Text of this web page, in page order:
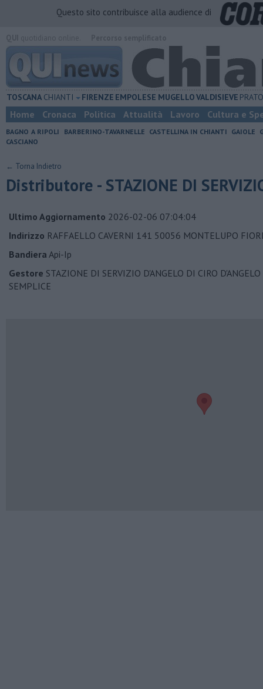
Questo sito contribuisce alla audience di
TOSCANA CHIANTI FIRENZE EMPOLESE MUGELLOVALDISIEVE
Home Cronaca Politica Attualità Lavoro Cultura e
BAGNO A RIPOLI BARBERINO-TAVARNELLE CASTELLINA IN CHIANTI GAIOLE
CASCIANO
← Torna Indietro
Distributore - STAZIONE DI
Ultimo Aggiornamento 2026-02-06 07:04:04
Indirizzo RAFFAELLO CAVERNI 141 50056 MONTELUPO
Bandiera Api-Ip
Gestore STAZIONE DI SERVIZIO D'ANGELO DI CIRO
SEMPLICE